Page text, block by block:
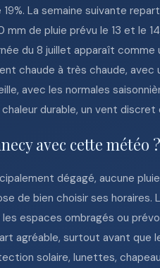
19%. La semaine suivante
mm de pluie prévu le 13 et le
du 8 juillet apparaît
chaude à très chaude,
avec les normales
durable, un vent
avec cette météo ?
dégagé, aucune
de bien choisir ses
les espaces ombragés ou
agréable, surtout avant que
solaire, lunettes,